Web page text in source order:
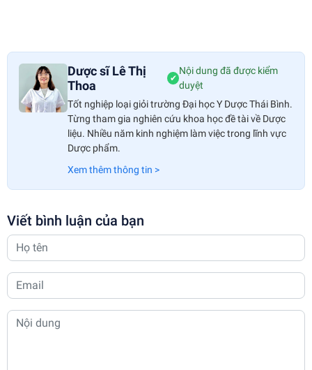
Dược sĩ Lê Thị
Thoa
✔
Nội dung đã được kiểm
duyệt
Tốt nghiệp loại giỏi trường Đại học Y Dược Thái Bình.
Từng tham gia nghiên cứu khoa học đề tài về Dược
liệu. Nhiều năm kinh nghiệm làm việc trong lĩnh vực
Dược phẩm.
Xem thêm thông tin >
Viết bình luận của bạn